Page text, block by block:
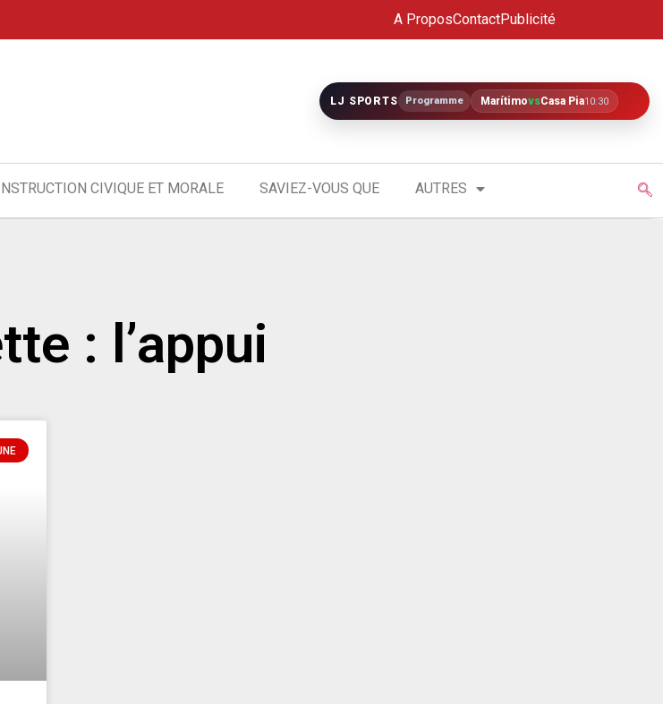
A ProposContactPublicité
LJ SPORTS Programme MarítimovsCasa Pia10:30
INSTRUCTION CIVIQUE ET MORALE SAVIEZ-VOUS QUE AUTRES
: l’appui